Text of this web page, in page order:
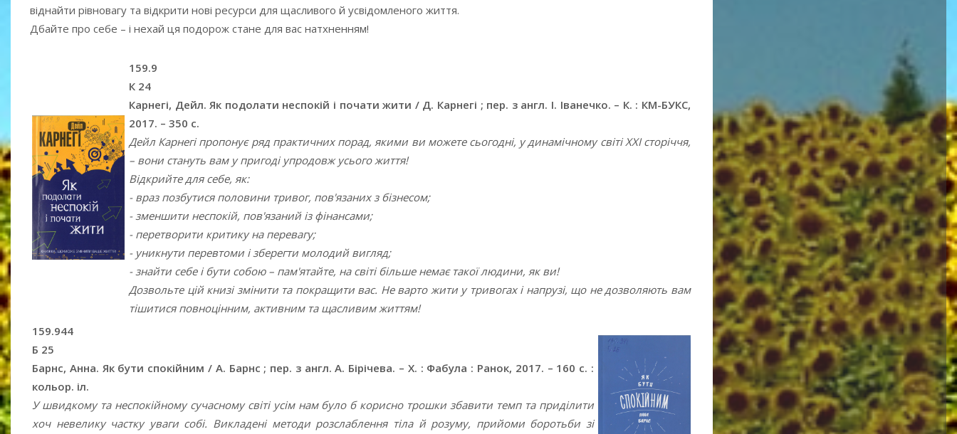
віднайти рівновагу та відкрити нові ресурси для щасливого й усвідомленого життя.
Дбайте про себе – і нехай ця подорож стане для вас натхненням!
159.9
К 24
Карнегі, Дейл. Як подолати неспокій і почати жити / Д. Карнегі ; пер. з англ. І. Іванечко. – К. : КМ-БУКС,
2017. – 350 с.
Дейл Карнегі пропонує ряд практичних порад, якими ви можете сьогодні, у динамічному світі ХХІ сторіччя,
– вони стануть вам у пригоді упродовж усього життя!
Відкрийте для себе, як:
- враз позбутися половини тривог, пов'язаних з бізнесом;
- зменшити неспокій, пов'язаний із фінансами;
- перетворити критику на перевагу;
- уникнути перевтоми і зберегти молодий вигляд;
- знайти себе і бути собою – пам'ятайте, на світі більше немає такої людини, як ви!
Дозвольте цій книзі змінити та покращити вас. Не варто жити у тривогах і напрузі, що не дозволяють вам
тішитися повноцінним, активним та щасливим життям!
159.944
Б 25
Барнс, Анна. Як бути спокійним / А. Барнс ; пер. з англ. А. Бірічева. – Х. : Фабула : Ранок, 2017. – 160 с. :
кольор. іл.
У швидкому та неспокійному сучасному світі усім нам було б корисно трошки збавити темп та приділити
хоч невелику частку уваги собі. Викладені методи розслаблення тіла й розуму, прийоми боротьби зі